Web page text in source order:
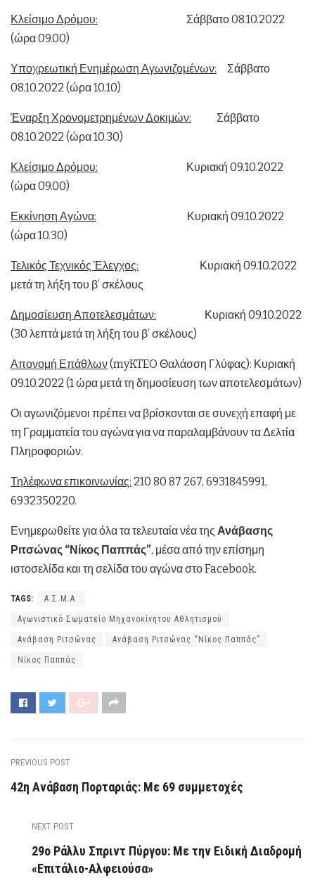
Κλείσιμο Δρόμου: Σάββατο 08.10.2022
(ώρα 09.00)
Υποχρεωτική Ενημέρωση Αγωνιζομένων: Σάββατο
08.10.2022 (ώρα 10.10)
Έναρξη Χρονομετρημένων Δοκιμών: Σάββατο
08.10.2022 (ώρα 10.30)
Κλείσιμο Δρόμου: Κυριακή 09.10.2022
(ώρα 09.00)
Εκκίνηση Αγώνα: Κυριακή 09.10.2022
(ώρα 10.30)
Τελικός Τεχνικός Έλεγχος: Κυριακή 09.10.2022
μετά τη λήξη του β’ σκέλους
Δημοσίευση Αποτελεσμάτων: Κυριακή 09.10.2022
(30 λεπτά μετά τη λήξη του β’ σκέλους)
Απονομή Επάθλων(myKTEO Θαλάσση Γλύφας): Κυριακή
09.10.2022 (1 ώρα μετά τη δημοσίευση των αποτελεσμάτων)
Οι αγωνιζόμενοι πρέπει να βρίσκονται σε συνεχή επαφή με
τη Γραμματεία του αγώνα για να παραλαμβάνουν τα Δελτία
Πληροφοριών.
Τηλέφωνα επικοινωνίας: 210 80 87 267, 6931845991,
6932350220.
Ενημερωθείτε για όλα τα τελευταία νέα της Ανάβασης
Ριτσώνας “Νίκος Παππάς”, μέσα από την επίσημη
ιστοσελίδα και τη σελίδα του αγώνα στο Facebook.
TAGS: Α.Σ.Μ.Α.
Αγωνιστικό Σωματείο Μηχανοκίνητου Αθλητισμού
Ανάβαση Ριτσώνας Ανάβαση Ριτσώνας “Νίκος Παππάς”
Νίκος Παππάς
PREVIOUS POST
42η Ανάβαση Πορταριάς: Με 69 συμμετοχές
NEXT POST
29ο Ράλλυ Σπριντ Πύργου: Με την Ειδική Διαδρομή
«Επιτάλιο-Αλφειούσα»